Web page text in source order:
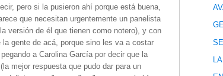
pero si la pusieron ahí porque está buena,
que necesitan urgentemente un panelista
versión de él que tienen como notero), y con
gente de acá, porque sino les va a costar
a Carolina García por decir que la
mejor respuesta que pudo dar para un